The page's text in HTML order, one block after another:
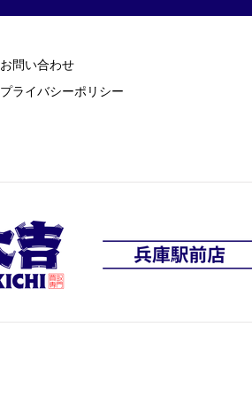
お問い合わせ
プライバシーポリシー